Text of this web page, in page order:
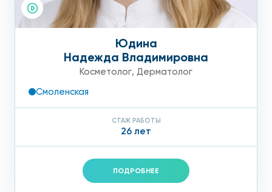
Юдина
Надежда Владимировна
Косметолог, Дерматолог
Смоленская
СТАЖ РАБОТЫ
26 лет
ПОДРОБНЕЕ